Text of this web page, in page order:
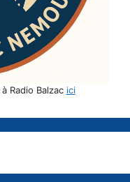
Radio Balzac ici